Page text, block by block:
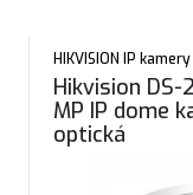
HIKVISION IP
Hikvision DS-
MP IP dome
optická